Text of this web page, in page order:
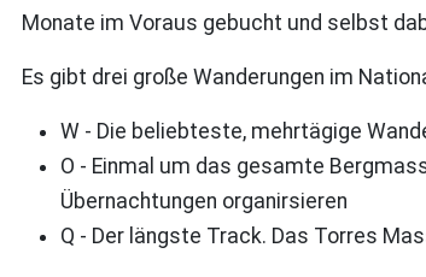
Monate im Voraus gebucht und selbst
Es gibt drei große Wanderungen im
W - Die beliebteste, mehrtägige
O - Einmal um das gesamte
Übernachtungen organirsieren
Q - Der längste Track. Das Torres